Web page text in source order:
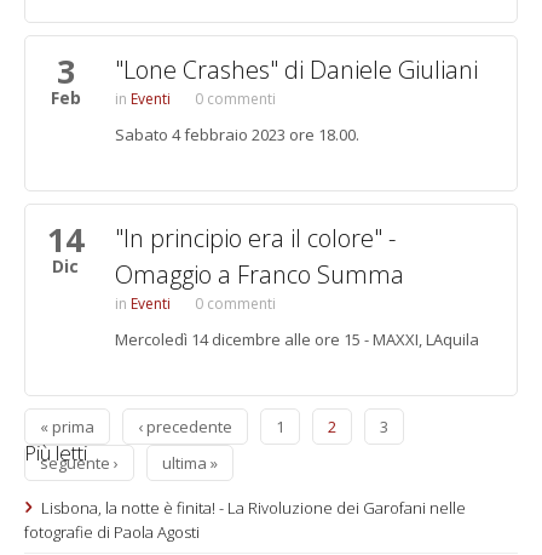
3
Feb
"Lone Crashes" di Daniele Giuliani
Eventi 0 commenti
Sabato 4 febbraio 2023 ore 18.00.
14
Dic
"In principio era il colore" -
Omaggio a Franco Summa
Eventi 0 commenti
Mercoledì 14 dicembre alle ore 15 - MAXXI, LAquila
« prima ‹ precedente 1 2
3
seguente ›
ultima »
Più letti
Lisbona, la notte è finita! - La Rivoluzione dei Garofani nelle
fotografie di Paola Agosti